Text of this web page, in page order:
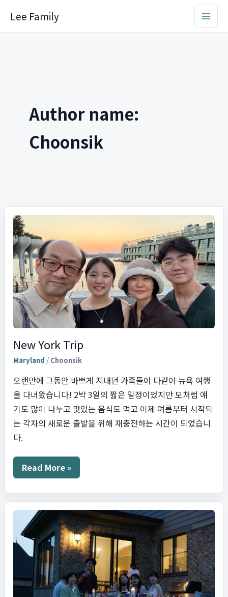
Lee Family
Author name:
Choonsik
New York Trip
Maryland / Choonsik
오랜만에 그동안 바쁘게 지내던 가족들이 다같이 뉴욕 여행
을 다녀왔습니다! 2박 3일의 짧은 일정이었지만 모처럼 얘
기도 많이 나누고 맛있는 음식도 먹고 이제 여름부터 시작되
는 각자의 새로운 출발을 위해 재충전하는 시간이 되었습니
다.
New
York
Read More »